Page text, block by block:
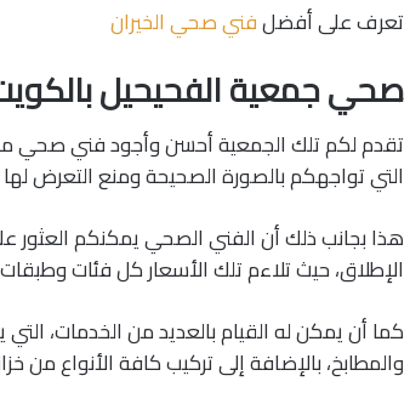
تعرف على أفضلفني صحي الخيران
صحي جمعية الفحيحيل
تقدم لكم تلك الجمعية أحسن وأجود فني صحي
التي تواجهكم بالصورة الصحيحة ومنع التعرض لها
هذا بجانب ذلك أن الفني الصحي يمكنكم العثور
الإطلاق، حيث تلاءم تلك الأسعار كل فئات
كما أن يمكن له القيام بالعديد من الخدمات،
والمطابخ، بالإضافة إلى تركيب كافة الأنواع من